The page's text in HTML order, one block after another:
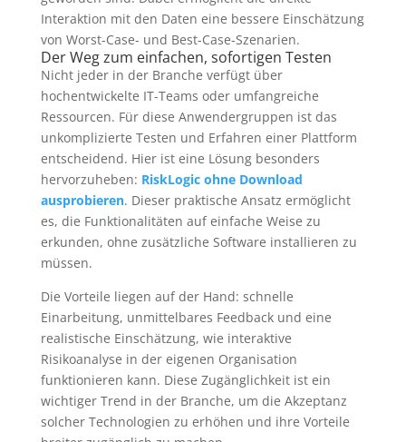
Interaktion mit den Daten eine bessere Einschätzung
von Worst-Case- und Best-Case-Szenarien.
Der Weg zum einfachen, sofortigen Testen
Nicht jeder in der Branche verfügt über
hochentwickelte IT-Teams oder umfangreiche
Ressourcen. Für diese Anwendergruppen ist das
unkomplizierte Testen und Erfahren einer Plattform
entscheidend. Hier ist eine Lösung besonders
hervorzuheben: RiskLogic ohne Download
ausprobieren. Dieser praktische Ansatz ermöglicht
es, die Funktionalitäten auf einfache Weise zu
erkunden, ohne zusätzliche Software installieren zu
müssen.
Die Vorteile liegen auf der Hand: schnelle
Einarbeitung, unmittelbares Feedback und eine
realistische Einschätzung, wie interaktive
Risikoanalyse in der eigenen Organisation
funktionieren kann. Diese Zugänglichkeit ist ein
wichtiger Trend in der Branche, um die Akzeptanz
solcher Technologien zu erhöhen und ihre Vorteile